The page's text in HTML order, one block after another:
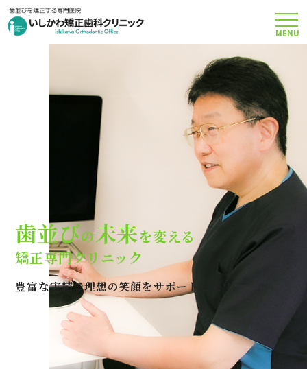
矯正治療について
当院のこだわり
費用について
クリニック案内
Q＆A
MENU
歯並びの未来を変える
矯正専門クリニック
豊富な実績で理想の笑顔をサポートします